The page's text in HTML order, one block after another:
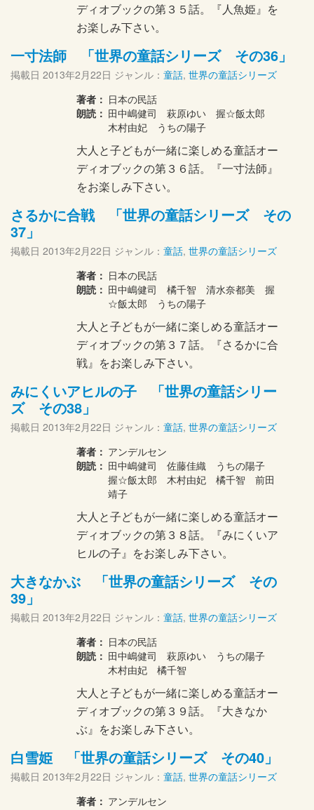
ディオブックの第３５話。『人魚姫』を
お楽しみ下さい。
一寸法師 「世界の童話シリーズ その36」
掲載日 2013年2月22日 ジャンル： 童話, 世界の童話シリーズ
著者： 日本の民話
朗読： 田中嶋健司 萩原ゆい 握☆飯太郎
木村由妃 うちの陽子
大人と子どもが一緒に楽しめる童話オー
ディオブックの第３６話。『一寸法師』
をお楽しみ下さい。
さるかに合戦 「世界の童話シリーズ その
37」
掲載日 2013年2月22日 ジャンル： 童話, 世界の童話シリーズ
著者： 日本の民話
朗読： 田中嶋健司 橘千智 清水奈都美 握
☆飯太郎 うちの陽子
大人と子どもが一緒に楽しめる童話オー
ディオブックの第３７話。『さるかに合
戦』をお楽しみ下さい。
みにくいアヒルの子 「世界の童話シリー
ズ その38」
掲載日 2013年2月22日 ジャンル： 童話, 世界の童話シリーズ
著者： アンデルセン
朗読： 田中嶋健司 佐藤佳織 うちの陽子
握☆飯太郎 木村由妃 橘千智 前田
靖子
大人と子どもが一緒に楽しめる童話オー
ディオブックの第３８話。『みにくいア
ヒルの子』をお楽しみ下さい。
大きなかぶ 「世界の童話シリーズ その
39」
掲載日 2013年2月22日 ジャンル： 童話, 世界の童話シリーズ
著者： 日本の民話
朗読： 田中嶋健司 萩原ゆい うちの陽子
木村由妃 橘千智
大人と子どもが一緒に楽しめる童話オー
ディオブックの第３９話。『大きなか
ぶ』をお楽しみ下さい。
白雪姫 「世界の童話シリーズ その40」
掲載日 2013年2月22日 ジャンル： 童話, 世界の童話シリーズ
著者： アンデルセン